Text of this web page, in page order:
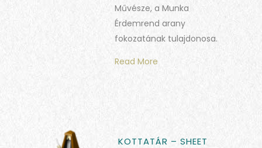
Művésze, a Munka
Érdemrend arany
fokozatának tulajdonosa.
Read More
KOTTATÁR – SHEET